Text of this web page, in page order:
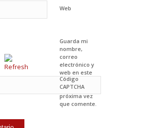
Web
Guarda mi
nombre,
correo
electrónico y
web en este
navegador
para la
próxima vez
que comente.
Código
CAPTCHA